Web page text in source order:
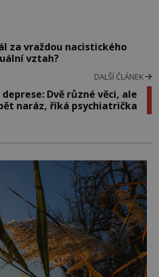
za vraždou nacistického
vztah?
DALŠÍ ČLÁNEK
Dvě různé věci, ale
naráz, říká psychiatrička